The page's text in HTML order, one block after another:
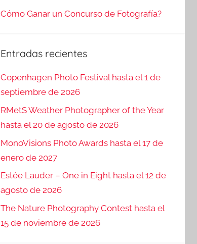
Cómo Ganar un Concurso de Fotografía?
Entradas recientes
Copenhagen Photo Festival hasta el 1 de
septiembre de 2026
RMetS Weather Photographer of the Year
hasta el 20 de agosto de 2026
MonoVisions Photo Awards hasta el 17 de
enero de 2027
Estée Lauder – One in Eight hasta el 12 de
agosto de 2026
The Nature Photography Contest hasta el
15 de noviembre de 2026